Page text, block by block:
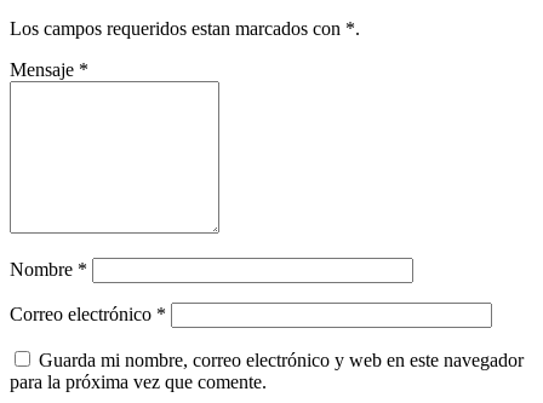
Los campos requeridos estan marcados con *.
Mensaje *
Nombre *
Correo electrónico *
Guarda mi nombre, correo electrónico y web en este navegador
para la próxima vez que comente.